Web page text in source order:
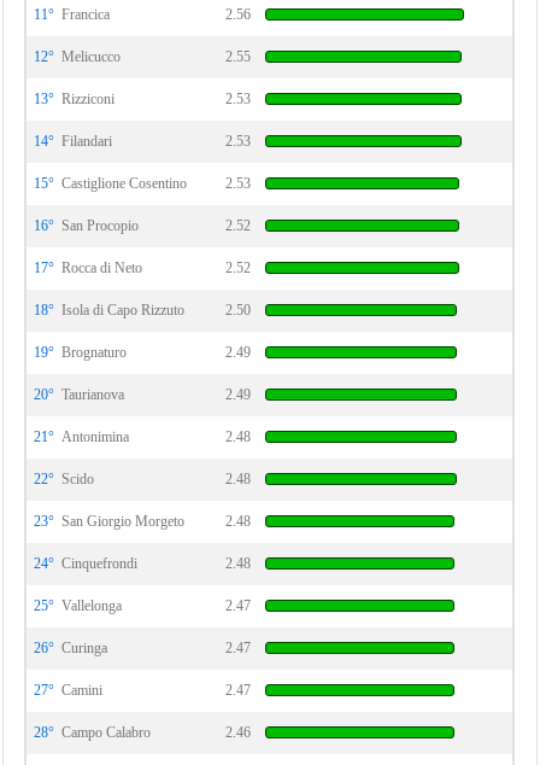
11° Francica 2.56
12° Melicucco 2.55
13° Rizziconi 2.53
14° Filandari 2.53
15° Castiglione Cosentino 2.53
16° San Procopio 2.52
17° Rocca di Neto 2.52
18° Isola di Capo Rizzuto 2.50
19° Brognaturo 2.49
20° Taurianova 2.49
21° Antonimina 2.48
22° Scido 2.48
23° San Giorgio Morgeto 2.48
24° Cinquefrondi 2.48
25° Vallelonga 2.47
26° Curinga 2.47
27° Camini 2.47
28° Campo Calabro 2.46